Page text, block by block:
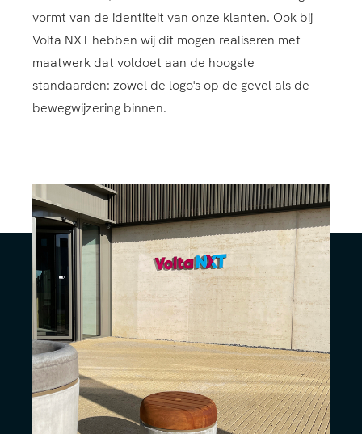
vormt van de identiteit van onze klanten. Ook bij
Volta NXT hebben wij dit mogen realiseren met
maatwerk dat voldoet aan de hoogste
standaarden: zowel de logo's op de gevel als de
bewegwijzering binnen.